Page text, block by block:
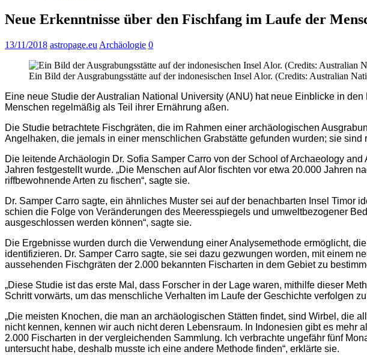
Neue Erkenntnisse über den Fischfang im Laufe der
13/11/2018 astropage.eu Archäologie 0
Ein Bild der Ausgrabungsstätte auf der indonesischen Insel Alor. (Credits: Australian
Eine neue Studie der Australian National University (ANU) hat neue Einblicke in
Menschen regelmäßig als Teil ihrer Ernährung aßen.
Die Studie betrachtete Fischgräten, die im Rahmen einer archäologischen
Angelhaken, die jemals in einer menschlichen Grabstätte gefunden wurden; sie sind
Die leitende Archäologin Dr. Sofia Samper Carro von der School of Archaeology
Jahren festgestellt wurde. „Die Menschen auf Alor fischten vor etwa 20.000 Jahren
riffbewohnende Arten zu fischen“, sagte sie.
Dr. Samper Carro sagte, ein ähnliches Muster sei auf der benachbarten Insel Timor
schien die Folge von Veränderungen des Meeresspiegels und umweltbezogener
ausgeschlossen werden können“, sagte sie.
Die Ergebnisse wurden durch die Verwendung einer Analysemethode ermöglicht,
identifizieren. Dr. Samper Carro sagte, sie sei dazu gezwungen worden, mit einem
aussehenden Fischgräten der 2.000 bekannten Fischarten in dem Gebiet zu
„Diese Studie ist das erste Mal, dass Forscher in der Lage waren, mithilfe dieser
Schritt vorwärts, um das menschliche Verhalten im Laufe der Geschichte verfolgen
„Die meisten Knochen, die man an archäologischen Stätten findet, sind Wirbel, die
nicht kennen, kennen wir auch nicht deren Lebensraum. In Indonesien gibt es
2.000 Fischarten in der vergleichenden Sammlung. Ich verbrachte ungefähr fünf
untersucht habe, deshalb musste ich eine andere Methode finden“, erklärte sie.